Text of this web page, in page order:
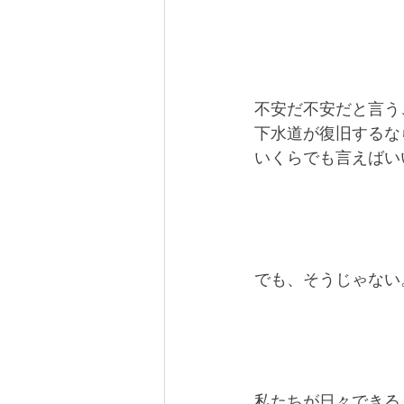
不安だ不安だと言
下水道が復旧するな
いくらでも言えばい
でも、そうじゃない